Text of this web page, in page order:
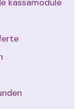
kassamodule